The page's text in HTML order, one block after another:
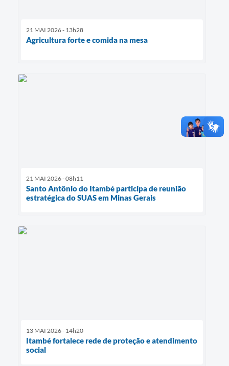
21 MAI 2026 - 13h28
Agricultura forte e comida na mesa
21 MAI 2026 - 08h11
Santo Antônio do Itambé participa de reunião
estratégica do SUAS em Minas Gerais
13 MAI 2026 - 14h20
Itambé fortalece rede de proteção e atendimento
social